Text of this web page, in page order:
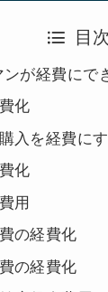
目次
ンが経費にで
化
入を経費に
化
用
の経費化
の経費化